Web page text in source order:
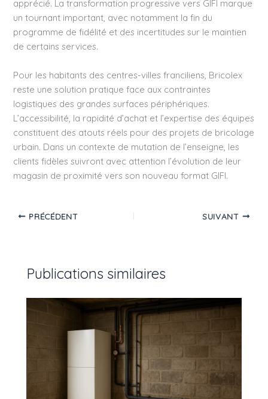
apprécié. La transformation progressive vers GIFI marque
un tournant important, avec notamment la fin du
programme de fidélité et des incertitudes sur le maintien
de certains services.
Pour les habitants des centres-villes franciliens, Bricolex
reste une solution pratique face aux contraintes
logistiques des grandes surfaces périphériques.
L’accessibilité, la rapidité d’achat et l’expertise des équipes
constituent des atouts réels pour des projets de bricolage
urbain. Dans un contexte de mutation de l’enseigne, les
clients fidèles suivront avec attention l’évolution de leur
magasin de proximité vers son nouveau format GIFI.
PRÉCÉDENT SUIVANT
Publications similaires